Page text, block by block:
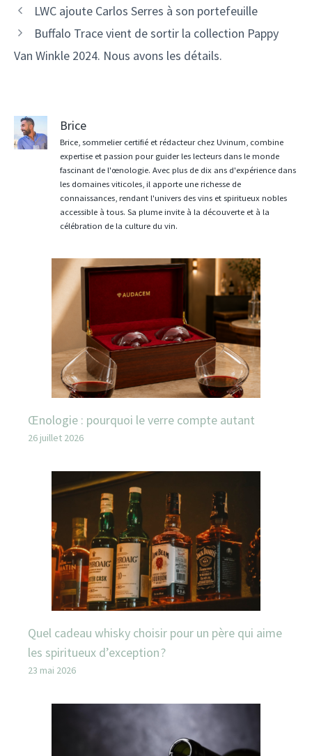
Navigation
des
LWC ajoute Carlos Serres à son portefeuille
Buffalo Trace vient de sortir la collection Pappy
Van Winkle 2024. Nous avons les détails.
Brice
Brice, sommelier certifié et rédacteur chez Uvinum, combine
expertise et passion pour guider les lecteurs dans le monde
fascinant de l'œnologie. Avec plus de dix ans d'expérience dans
les domaines viticoles, il apporte une richesse de
connaissances, rendant l'univers des vins et spiritueux nobles
accessible à tous. Sa plume invite à la découverte et à la
célébration de la culture du vin.
Œnologie : pourquoi le verre compte autant
26 juillet 2026
Quel cadeau whisky choisir pour un père qui aime
les spiritueux d’exception ?
23 mai 2026